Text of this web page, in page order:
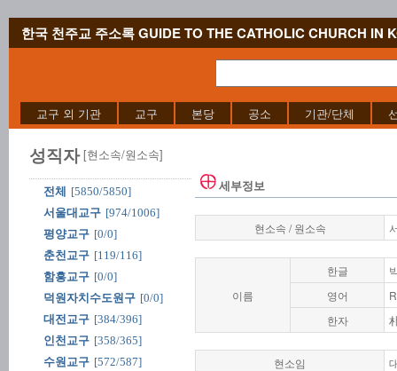
한국 천주교 주소록 GUIDE TO THE CATHOLIC CHURCH IN
교구 외 기관 교구 본당 공소 기관/단체
성직자 [현소속/원소속]
전체
[5850/5850]
서울대교구 [974/1006]
평양교구 [0/0]
춘천교구 [119/116]
함흥교구 [0/0]
덕원자치수도원구 [0/0]
대전교구 [384/396]
인천교구 [358/365]
수원교구 [572/587]
세부정보
현소속 / 원소속
이름
한글
영어
한자
현소임